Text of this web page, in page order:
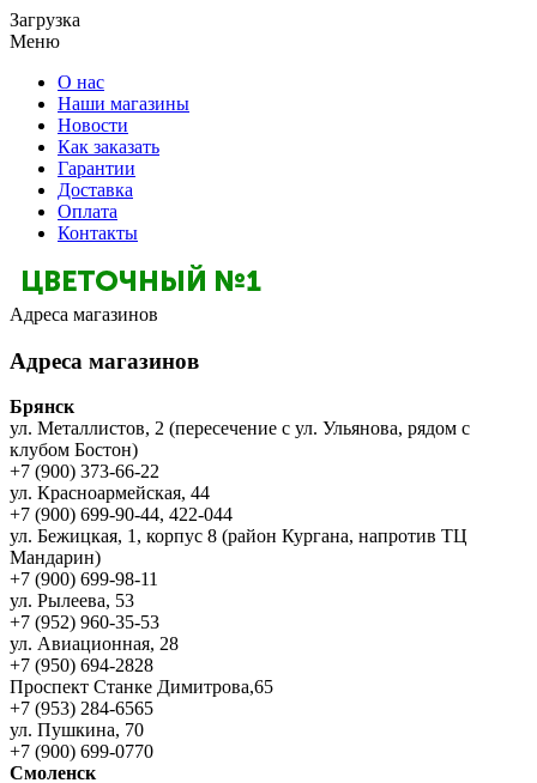
Загрузка
Меню
О нас
Наши магазины
Новости
Как заказать
Гарантии
Доставка
Оплата
Контакты
Адреса магазинов
Адреса магазинов
Брянск
ул. Металлистов, 2 (пересечение с ул. Ульянова, рядом с
клубом Бостон)
+7 (900) 373-66-22
ул. Красноармейская, 44
+7 (900) 699-90-44, 422-044
ул. Бежицкая, 1, корпус 8 (район Кургана, напротив ТЦ
Мандарин)
+7 (900) 699-98-11
ул. Рылеева, 53
+7 (952) 960-35-53
ул. Авиационная, 28
+7 (950) 694-2828
Проспект Станке Димитрова,65
+7 (953) 284-6565
ул. Пушкина, 70
+7 (900) 699-0770
Смоленск